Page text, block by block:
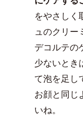
をやさしく
ュのクリー
デコルテの
少ないとき
て泡を足し
お顔と同じ
いね。